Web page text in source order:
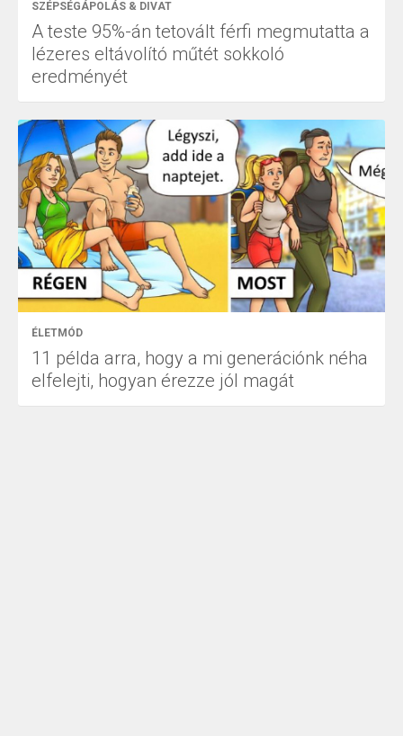
SZÉPSÉGÁPOLÁS & DIVAT
A teste 95%-án tetovált férfi megmutatta a
lézeres eltávolító műtét sokkoló
eredményét
ÉLETMÓD
11 példa arra, hogy a mi generációnk néha
elfelejti, hogyan érezze jól magát